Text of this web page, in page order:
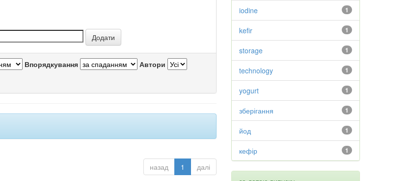
Впорядкування Автори
назад 1 далі
1
iodine
1
kefir
1
storage
1
technology
1
yogurt
1
зберігання
1
йод
1
кефір